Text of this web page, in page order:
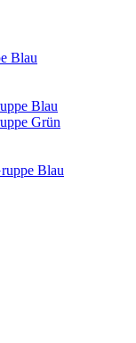
Blau
Blau
Grün
Blau